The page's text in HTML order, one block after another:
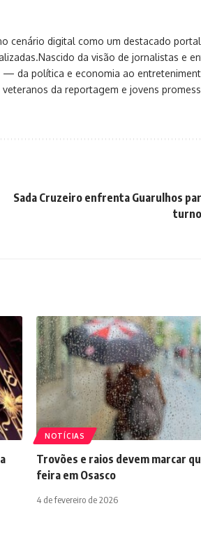
cenário digital como um destacado
da visão de jornalistas e
da política e economia ao
da reportagem e jovens
Sada Cruzeiro enfrenta Guarulhos
NOTÍCIAS
Trovões e raios devem marcar
feira em Osasco
4 de fevereiro de 2026